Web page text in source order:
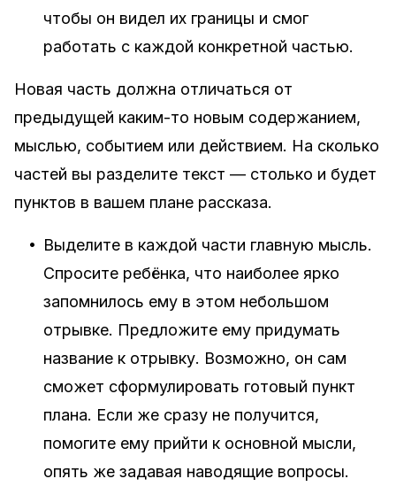
чтобы он видел их границы и смог
работать с каждой конкретной частью.
Новая часть должна отличаться от
предыдущей каким-то новым содержанием,
мыслью, событием или действием. На сколько
частей вы разделите текст — столько и будет
пунктов в вашем плане рассказа.
• Выделите в каждой части главную мысль.
Спросите ребёнка, что наиболее ярко
запомнилось ему в этом небольшом
отрывке. Предложите ему придумать
название к отрывку. Возможно, он сам
сможет сформулировать готовый пункт
плана. Если же сразу не получится,
помогите ему прийти к основной мысли,
опять же задавая наводящие вопросы.